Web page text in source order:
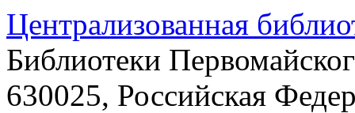
Централизованная
Библиотеки
630025, Российская